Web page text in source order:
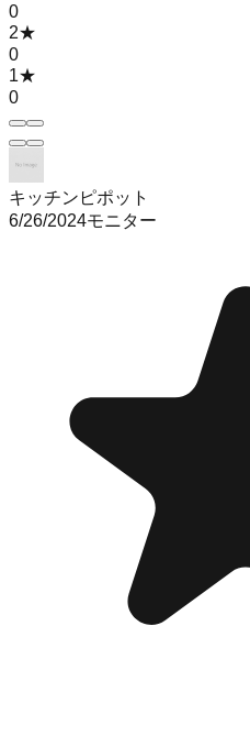
0
2★
0
1★
0
キッチンピポット
6/26/2024モニター